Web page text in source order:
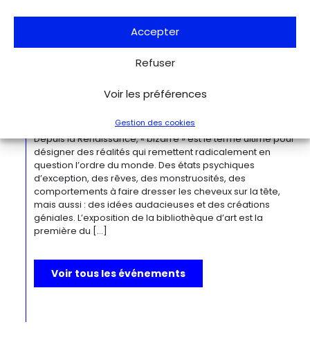
Accepter
Refuser
Voir les préférences
Gestion des cookies
des environnements bâtis qu’elle a habités à travers ces
œuvres remarquables. Tout au long de sa longue carrière,
Bizarre ! L’histoire de l’art du mot le
Kulturforum
Depuis la Renaissance, « bizarre » est le terme ultime pour
désigner des réalités qui remettent radicalement en
question l’ordre du monde. Des états psychiques
d’exception, des rêves, des monstruosités, des
comportements à faire dresser les cheveux sur la tête,
mais aussi : des idées audacieuses et des créations
géniales. L’exposition de la bibliothèque d’art est la
première du […]
Voir tous les événements